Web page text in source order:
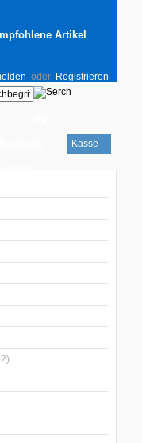
Artikel
oder Registrieren
Kasse